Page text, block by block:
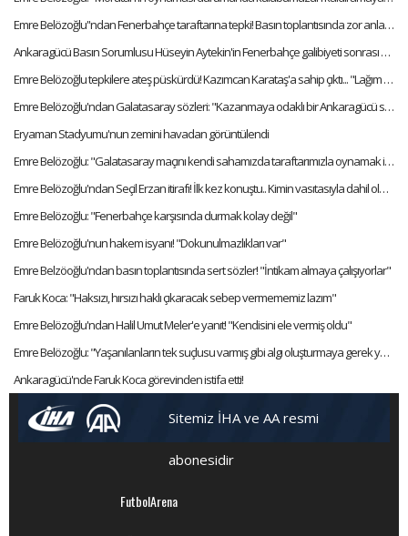
Emre Belözoğlu''ndan Fenerbahçe taraftarına tepki! Basın toplantısında zor anlar yaşadı
Ankaragücü Basın Sorumlusu Hüseyin Aytekin'in Fenerbahçe galibiyeti sonrası Avrupa hayali
Emre Belözoğlu tepkilere ateş püskürdü! Kazımcan Karataş'a sahip çıktı... "Lağım çukuru!"
Emre Belözoğlu'ndan Galatasaray sözleri: "Kazanmaya odaklı bir Ankaragücü sahada olsun yeter"
Eryaman Stadyumu'nun zemini havadan görüntülendi
Emre Belözoğlu: "Galatasaray maçını kendi sahamızda taraftarımızla oynamak istiyoruz"
Emre Belözoğlu'ndan Seçil Erzan itirafı! İlk kez konuştu.. Kimin vasıtasıyla dahil oldu?
Emre Belözoğlu: "Fenerbahçe karşısında durmak kolay değil"
Emre Belözoğlu'nun hakem isyanı! "Dokunulmazlıkları var"
Emre Belzöoğlu'ndan basın toplantısında sert sözler! "İntikam almaya çalışıyorlar"
Faruk Koca: "Haksızı, hırsızı haklı çıkaracak sebep vermememiz lazım"
Emre Belözoğlu'ndan Halil Umut Meler'e yanıt! "Kendisini ele vermiş oldu"
Emre Belözoğlu: "Yaşanılanların tek suçlusu varmış gibi algı oluşturmaya gerek yok"
Ankaragücü'nde Faruk Koca görevinden istifa etti!
Sitemiz İHA ve AA resmi
abonesidir
FutbolArena